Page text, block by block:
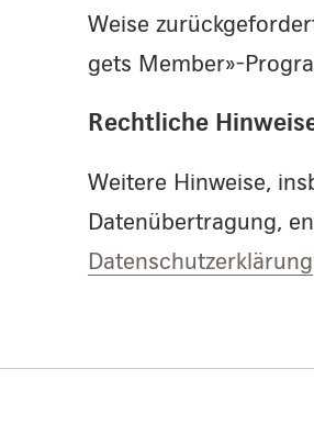
Weise
gets Member»-
Rechtliche
Weitere Hinweise,
Datenübertragung,
Datenschutzerklärung